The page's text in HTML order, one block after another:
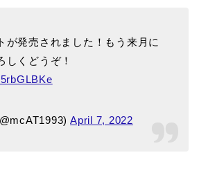
が発売されました！もう来月に
しくどうぞ！
April 7, 2022